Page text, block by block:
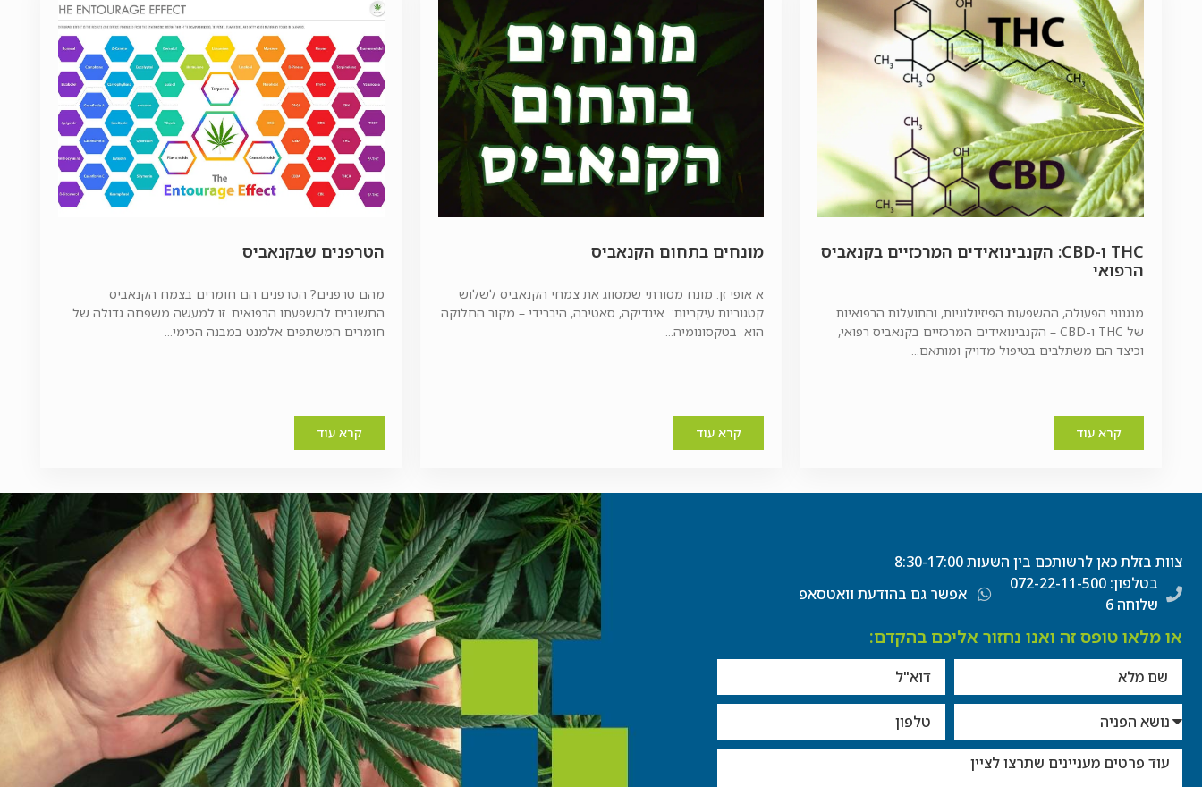
THC ו-CBD: הקנבינואידים המרכזיים בקנאביס
הרפואי
מנגנוני הפעולה, ההשפעות הפיזיולוגיות, והתועלות הרפואיות
של THC ו-CBD – הקנבינואידים המרכזיים בקנאביס רפואי,
וכיצד הם משתלבים בטיפול מדויק ומותאם...
קרא עוד
מונחים בתחום הקנאביס
א אופי זן: מונח מסורתי שמסווג את צמחי הקנאביס לשלוש
קטגוריות עיקריות: אינדיקה, סאטיבה, היברידי – מקור החלוקה
הוא בטקסונומיה...
קרא עוד
הטרפנים שבקנאביס
מהם טרפנים? הטרפנים הם חומרים בצמח הקנאביס
החשובים להשפעתו הרפואית. זו למעשה משפחה גדולה של
חומרים המשתפים אלמנט במבנה הכימי...
קרא עוד
צוות בזלת כאן לרשותכם בין השעות 8:30-17:00
בטלפון: 072-22-11-500
שלוחה 6
אפשר גם בהודעת וואטסאפ
או מלאו טופס זה ואנו נחזור אליכם בהקדם: